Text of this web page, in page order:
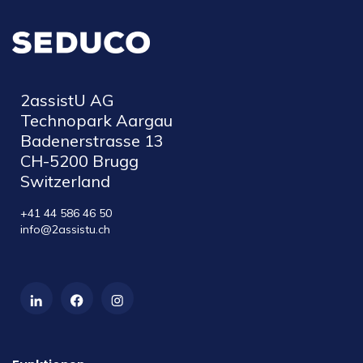
2assistU AG
Technopark Aargau
Badenerstrasse 13
CH-5200 Brugg
Switzerland
+41 44 586 46 50
info@2assistu.ch